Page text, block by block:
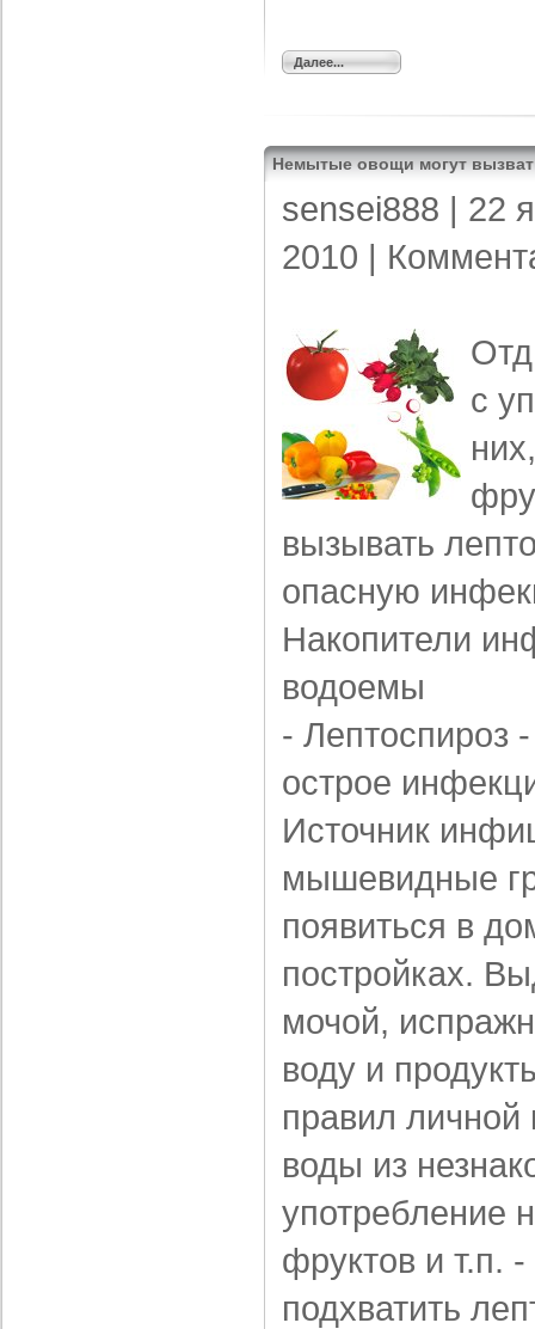
Далее...
Немытые овощи могут
sensei888 | 22
2010 |
с
вызывать
опасную
Накопители
водоемы
- Лептоспироз
острое
Источник
мышевидные
появиться в
постройках.
мочой,
воду и
правил личной
воды из
употребление
фруктов и т.п.
подхватить